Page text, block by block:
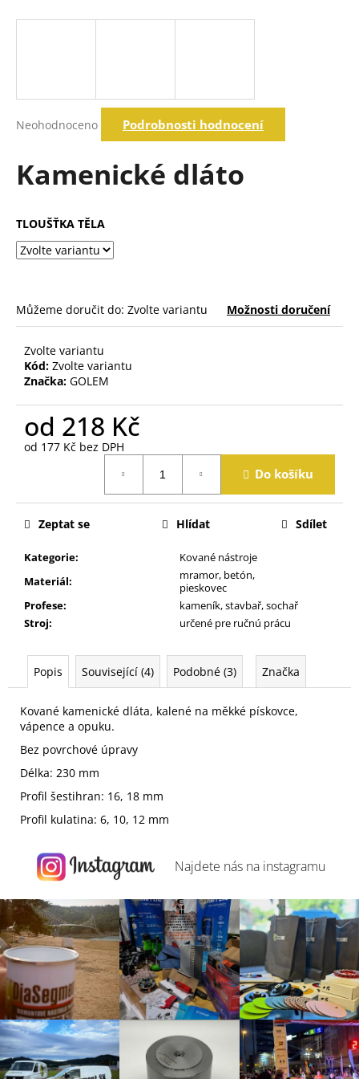
hodnocení
0,0
hvězdiček.
Neohodnoceno Podrobnosti hodnocení
Kamenické dláto
TLOUŠŤKA TĚLA
Můžeme doručit do: Zvolte variantu Možnosti doručení
Zvolte variantu
Kód: Zvolte variantu
Značka: GOLEM
od 218 Kč
od 177 Kč bez DPH
Do košíku
Kategorie:
Kované nástroje
Materiál:
mramor, betón,
pieskovec
Profese:
kameník, stavbař, sochař
Stroj: určené pre ručnú prácu
Zeptat se Hlídat Sdílet
Popis Související (4) Podobné (3) Značka
Kované kamenické dláta, kalené na měkké pískovce,
vápence a opuku.
Bez povrchové úpravy
Délka: 230 mm
Profil šestihran: 16, 18 mm
Profil kulatina: 6, 10, 12 mm
a
?
Hledat
D
o
p
u
č
u
e
m
Najdete nás na instagramu